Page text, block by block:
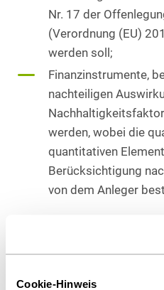
Cookie-Hinweis
Nr. 17 der
(Verordnung (EU)
werden soll;
Finanzinstrumente,
nachteiligen
werden, wobei die
quantitativen
Berücksichtigung
von dem Anleger
Hierbei dürfte nach